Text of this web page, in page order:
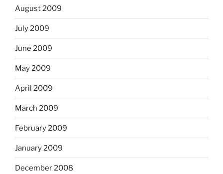
August 2009
July 2009
June 2009
May 2009
April 2009
March 2009
February 2009
January 2009
December 2008